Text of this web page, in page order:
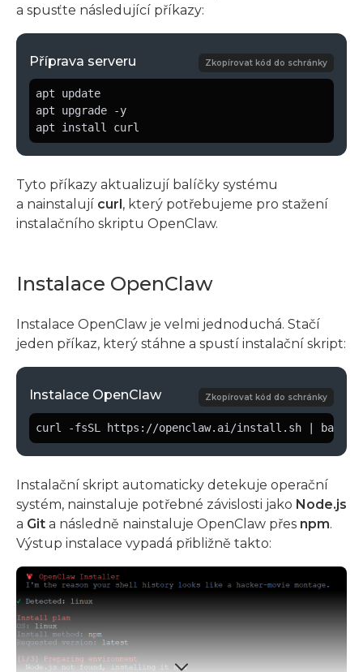
a spusťte následující příkazy:
Příprava serveru Zkopírovat kód do schránky
apt update
apt upgrade -y
apt install curl
Tyto příkazy aktualizují balíčky systému
a nainstalují curl , který potřebujeme pro stažení
instalačního skriptu OpenClaw.
Instalace OpenClaw
Instalace OpenClaw je velmi jednoduchá. Stačí
jeden příkaz, který stáhne a spustí instalační skript:
Instalace OpenClaw Zkopírovat kód do schránky
curl -fsSL https://openclaw.ai/install.sh | bash
Instalační skript automaticky detekuje operační
systém, nainstaluje potřebné závislosti jako Node.js
a Git a následně nainstaluje OpenClaw přes npm.
Výstup instalace vypadá přibližně takto: